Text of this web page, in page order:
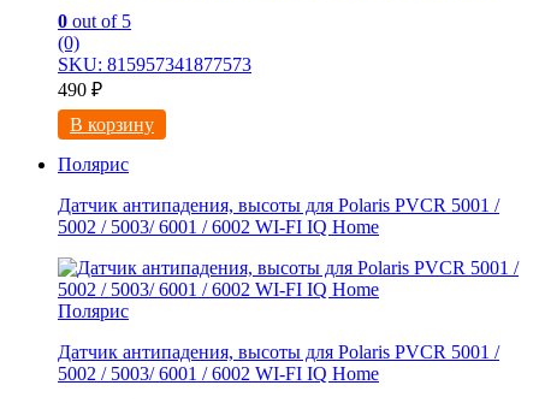
0 out of 5
(0)
SKU: 815957341877573
490 ₽
В корзину
Полярис
Датчик антипадения, высоты для Polaris PVCR 5001 /
5002 / 5003/ 6001 / 6002 WI-FI IQ Home
Полярис
Датчик антипадения, высоты для Polaris PVCR 5001 /
5002 / 5003/ 6001 / 6002 WI-FI IQ Home